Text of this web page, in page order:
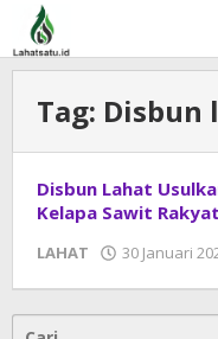
Lewati
konten
Tag: Disbun
Disbun Lahat
Kelapa Sawit
LAHAT 30 Januari
Cari